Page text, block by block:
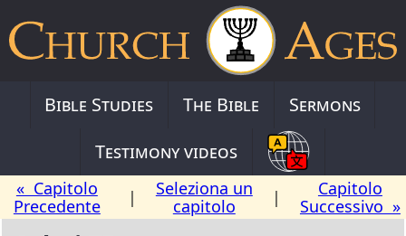
Bible Studies The Bible
Sermons
Testimony videos
« Capitolo
Precedente
|
Seleziona un
capitolo
|
Capitolo
Successivo »